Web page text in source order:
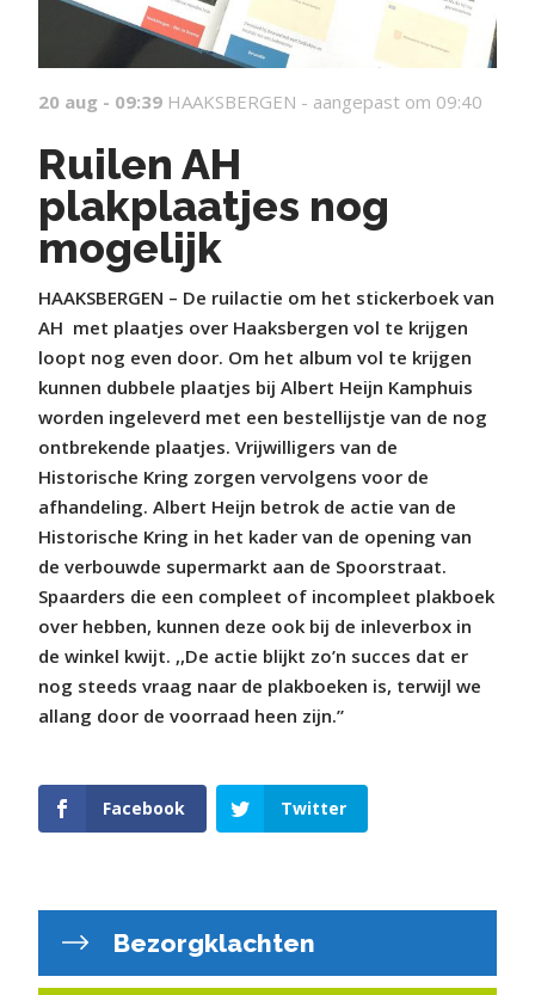
20 aug - 09:39 HAAKSBERGEN - aangepast om 09:40
Ruilen AH
plakplaatjes nog
mogelijk
HAAKSBERGEN – De ruilactie om het stickerboek van
AH met plaatjes over Haaksbergen vol te krijgen
loopt nog even door. Om het album vol te krijgen
kunnen dubbele plaatjes bij Albert Heijn Kamphuis
worden ingeleverd met een bestellijstje van de nog
ontbrekende plaatjes. Vrijwilligers van de
Historische Kring zorgen vervolgens voor de
afhandeling. Albert Heijn betrok de actie van de
Historische Kring in het kader van de opening van
de verbouwde supermarkt aan de Spoorstraat.
Spaarders die een compleet of incompleet plakboek
over hebben, kunnen deze ook bij de inleverbox in
de winkel kwijt. ,,De actie blijkt zo’n succes dat er
nog steeds vraag naar de plakboeken is, terwijl we
allang door de voorraad heen zijn.”
Facebook Twitter
Bezorgklachten